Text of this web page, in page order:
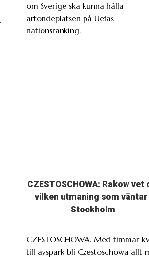
om Sverige ska kunna hålla
artondeplatsen på Uefas
nationsranking.
CZESTOSCHOWA: Rakow vet
vilken utmaning som väntar
Stockholm
CZESTOSCHOWA. Med timmar
till avspark bli Czestoschowa allt